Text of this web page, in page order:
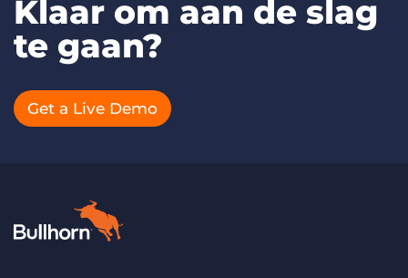
Klaar om aan de slag
te gaan?
Get a Live Demo